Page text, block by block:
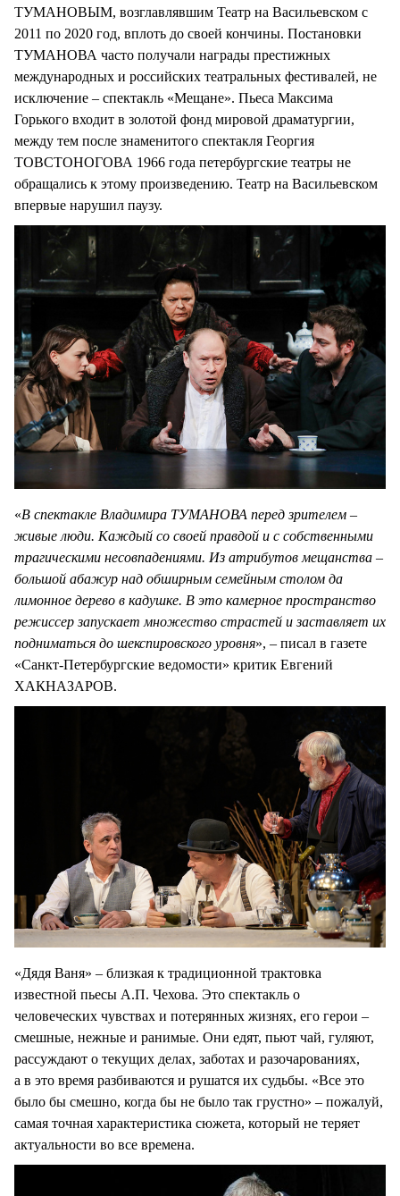
ТУМАНОВЫМ, возглавлявшим Театр на Васильевском с
2011 по 2020 год, вплоть до своей кончины. Постановки
ТУМАНОВА часто получали награды престижных
международных и российских театральных фестивалей, не
исключение – спектакль «Мещане». Пьеса Максима
Горького входит в золотой фонд мировой драматургии,
между тем после знаменитого спектакля Георгия
ТОВСТОНОГОВА 1966 года петербургские театры не
обращались к этому произведению. Театр на Васильевском
впервые нарушил паузу.
«В спектакле Владимира ТУМАНОВА перед зрителем –
живые люди. Каждый со своей правдой и с собственными
трагическими несовпадениями. Из атрибутов мещанства –
большой абажур над обширным семейным столом да
лимонное дерево в кадушке. В это камерное пространство
режиссер запускает множество страстей и заставляет их
подниматься до шекспировского уровня», – писал в газете
«Санкт-Петербургские ведомости» критик Евгений
ХАКНАЗАРОВ.
«Дядя Ваня» – близкая к традиционной трактовка
известной пьесы А.П. Чехова. Это спектакль о
человеческих чувствах и потерянных жизнях, его герои –
смешные, нежные и ранимые. Они едят, пьют чай, гуляют,
рассуждают о текущих делах, заботах и разочарованиях,
а в это время разбиваются и рушатся их судьбы. «Все это
было бы смешно, когда бы не было так грустно» – пожалуй,
самая точная характеристика сюжета, который не теряет
актуальности во все времена.